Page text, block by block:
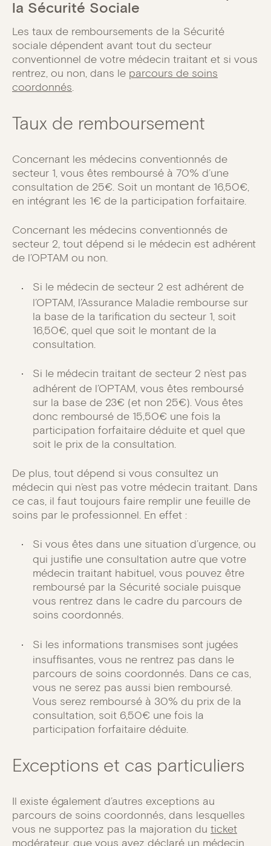
la Sécurité Sociale
Les taux de remboursements de la Sécurité
sociale dépendent avant tout du secteur
conventionnel de votre médecin traitant et si vous
rentrez, ou non, dans le parcours de soins
coordonnés.
Taux de remboursement
Concernant les médecins conventionnés de
secteur 1, vous êtes remboursé à 70% d’une
consultation de 25€. Soit un montant de 16,50€,
en intégrant les 1€ de la participation forfaitaire.
Concernant les médecins conventionnés de
secteur 2, tout dépend si le médecin est adhérent
de l’OPTAM ou non.
Si le médecin de secteur 2 est adhérent de
l’OPTAM, l’Assurance Maladie rembourse sur
la base de la tarification du secteur 1, soit
16,50€, quel que soit le montant de la
consultation.
Si le médecin traitant de secteur 2 n’est pas
adhérent de l’OPTAM, vous êtes remboursé
sur la base de 23€ (et non 25€). Vous êtes
donc remboursé de 15,50€ une fois la
participation forfaitaire déduite et quel que
soit le prix de la consultation.
De plus, tout dépend si vous consultez un
médecin qui n’est pas votre médecin traitant. Dans
ce cas, il faut toujours faire remplir une feuille de
soins par le professionnel. En effet :
Si vous êtes dans une situation d’urgence, ou
qui justifie une consultation autre que votre
médecin traitant habituel, vous pouvez être
remboursé par la Sécurité sociale puisque
vous rentrez dans le cadre du parcours de
soins coordonnés.
Si les informations transmises sont jugées
insuffisantes, vous ne rentrez pas dans le
parcours de soins coordonnés. Dans ce cas,
vous ne serez pas aussi bien remboursé.
Vous serez remboursé à 30% du prix de la
consultation, soit 6,50€ une fois la
participation forfaitaire déduite.
Exceptions et cas particuliers
Il existe également d’autres exceptions au
parcours de soins coordonnés, dans lesquelles
vous ne supportez pas la majoration du ticket
modérateur, que vous ayez déclaré un médecin